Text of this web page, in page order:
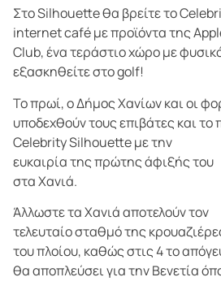
Στο Silhouette θα βρείτε το
internet café με προϊόντα της
Club, ένα τεράστιο χώρο με
εξασκηθείτε στο golf!
Το πρωί, ο Δήμος Χανίων και οι
υποδεχθούν τους επιβάτες και
Celebrity Silhouette με την
ευκαιρία της πρώτης άφιξής του
στα Χανιά.
Άλλωστε τα Χανιά αποτελούν τον
τελευταίο σταθμό της
του πλοίου, καθώς στις 4 το
θα αποπλεύσει για την Βενετία